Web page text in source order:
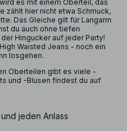
es mit einem Oberteil, das
zählt hier nicht etwa Schmuck,
Das Gleiche gilt für Langarm
du auch ohne tiefen
Hingucker auf jeder Party!
Waisted Jeans - noch ein
losgehen.
Oberteilen gibt es viele -
und -Blusen findest du auf
jeden Anlass